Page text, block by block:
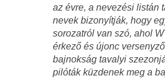
az évre, a nevezési listán
nevek bizonyítják, hogy
sorozatról van szó, ahol
érkező és újonc
bajnokság tavalyi
pilóták küzdenek meg a